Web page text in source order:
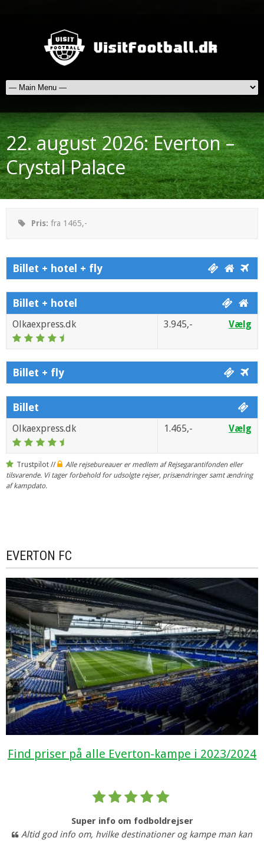
22. august 2026: Everton –
Crystal Palace
Pris: fra 1465,-
Billet + hotel + fly
Billet + hotel
Olkaexpress.dk 3.945,- Vælg
Billet + fly
Billet
Olkaexpress.dk 1.465,- Vælg
Trustpilot //
Alle rejsebureauer er medlem af Rejsegarantifonden eller
tilsvarende. Vi tager forbehold for udsolgte rejser, prisændringer samt ændring
af kampdato.
EVERTON FC
Find priser på alle Everton-kampe i 2023/2024
Super info om fodboldrejser
Altid god info om, hvilke destinationer og kampe man kan